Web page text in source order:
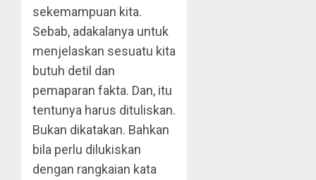
sekemampuan kita.
Sebab, adakalanya untuk
menjelaskan sesuatu kita
butuh detil dan
pemaparan fakta. Dan, itu
tentunya harus dituliskan.
Bukan dikatakan. Bahkan
bila perlu dilukiskan
dengan rangkaian kata